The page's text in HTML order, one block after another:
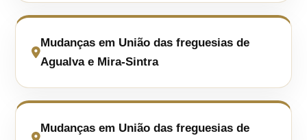
Mudanças em União das freguesias de
Agualva e Mira-Sintra
Mudanças em União das freguesias de